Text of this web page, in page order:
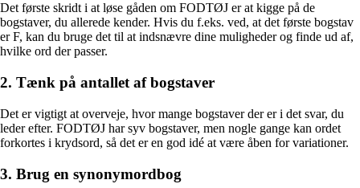
Det første skridt i at løse gåden om FODTØJ er at kigge på de
bogstaver, du allerede kender. Hvis du f.eks. ved, at det første bogstav
er F, kan du bruge det til at indsnævre dine muligheder og finde ud af,
hvilke ord der passer.
2. Tænk på antallet af bogstaver
Det er vigtigt at overveje, hvor mange bogstaver der er i det svar, du
leder efter. FODTØJ har syv bogstaver, men nogle gange kan ordet
forkortes i krydsord, så det er en god idé at være åben for variationer.
3. Brug en synonymordbog